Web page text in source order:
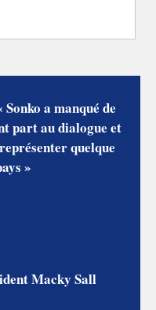
a manqué de
part au dialogue et
quelque
»
Macky Sall